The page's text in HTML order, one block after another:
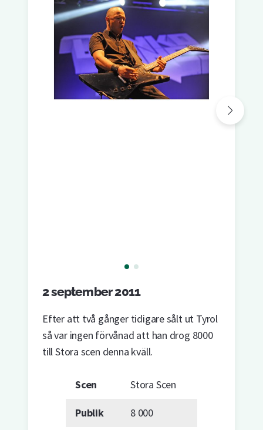
2 september 2011
Efter att två gånger tidigare sålt ut Tyrol
så var ingen förvånad att han drog 8000
till Stora scen denna kväll.
Scen Stora Scen
Publik 8 000